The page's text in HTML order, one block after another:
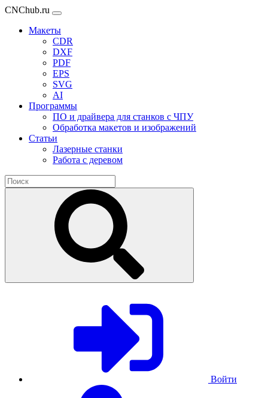
CNChub.ru
Макеты
CDR
DXF
PDF
EPS
SVG
AI
Программы
ПО и драйвера для станков с ЧПУ
Обработка макетов и изображений
Статьи
Лазерные станки
Работа с деревом
Войти